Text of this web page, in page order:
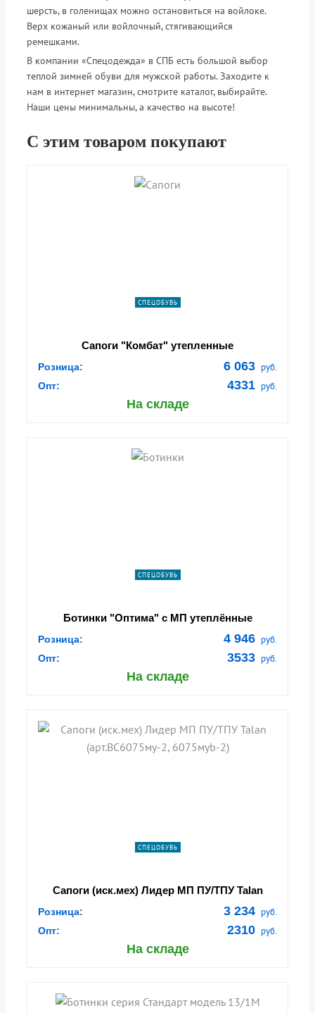
шерсть, в голенищах можно остановиться на войлоке.
Верх кожаный или войлочный, стягивающийся
ремешками.
В компании «Спецодежда» в СПБ есть большой выбор
теплой зимней обуви для мужской работы. Заходите к
нам в интернет магазин, смотрите каталог, выбирайте.
Наши цены минимальны, а качество на высоте!
С этим товаром покупают
shopping_cart В КОРЗИНУ
СПЕЦОБУВЬ
Сапоги "Комбат" утепленные
Розница: 6 063 руб.
Опт: 4331 руб.
На складе
shopping_cart В КОРЗИНУ
СПЕЦОБУВЬ
Ботинки "Оптима" с МП утеплённые
Розница: 4 946 руб.
Опт: 3533 руб.
На складе
shopping_cart В КОРЗИНУ
СПЕЦОБУВЬ
Сапоги (иск.мех) Лидер МП ПУ/ТПУ Talan
Розница: 3 234 руб.
Опт: 2310 руб.
На складе
shopping_cart В КОРЗИНУ
shopping_cart В КОРЗИНУ
shopping_cart В КОРЗИНУ
shopping_cart В КОРЗИНУ
shopping_cart В КОРЗИНУ